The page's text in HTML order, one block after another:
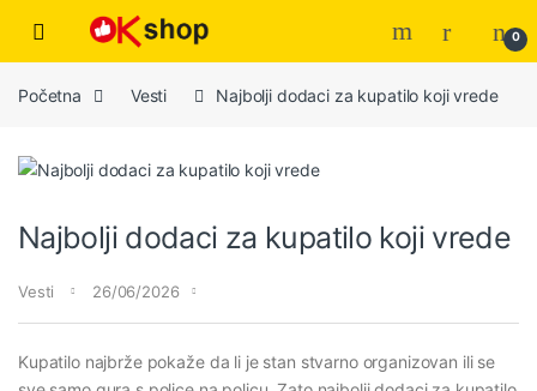
0
Početna Vesti Najbolji dodaci za kupatilo koji vrede
Najbolji dodaci za kupatilo koji vrede
Vesti 26/06/2026
Kupatilo najbrže pokaže da li je stan stvarno organizovan ili se